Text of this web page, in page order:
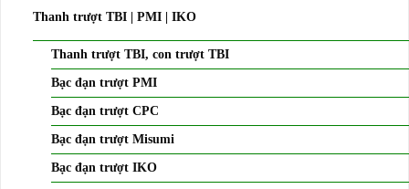
Thanh trượt TBI | PMI | IKO
Thanh trượt TBI, con trượt TBI
Bạc đạn trượt PMI
Bạc đạn trượt CPC
Bạc đạn trượt Misumi
Bạc đạn trượt IKO